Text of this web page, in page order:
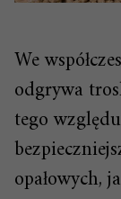
We
odgrywa
tego
opałowych,